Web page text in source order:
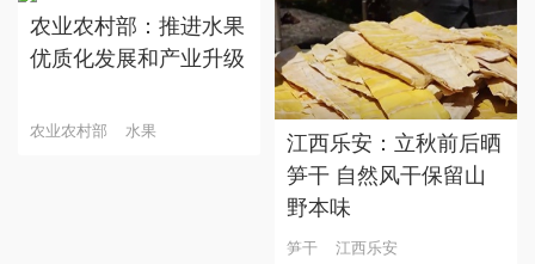
农业农村部：推进水果
优质化发展和产业升级
农业农村部 水果
江西乐安：立秋前后晒
笋干 自然风干保留山
野本味
笋干 江西乐安